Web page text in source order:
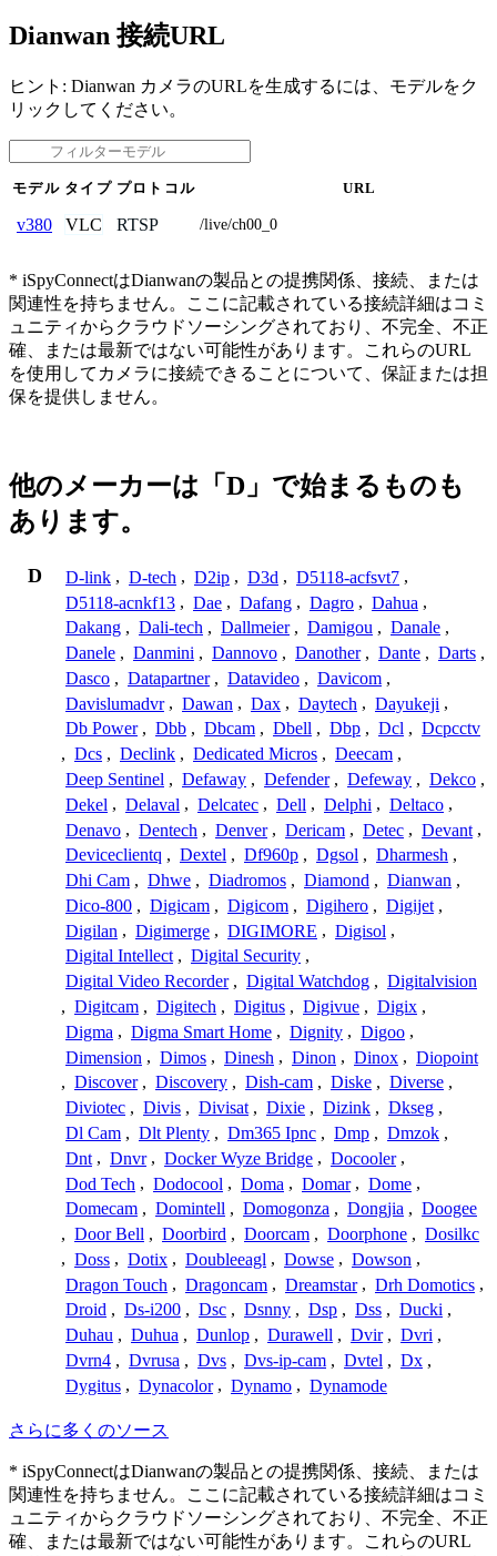
Dianwan 接続URL
ヒント: Dianwan カメラのURLを生成するには、モデルをク
リックしてください。
モデル タイプ プロトコル URL
v380 VLC RTSP /live/ch00_0
* iSpyConnectはDianwanの製品との提携関係、接続、または
関連性を持ちません。ここに記載されている接続詳細はコミ
ュニティからクラウドソーシングされており、不完全、不正
確、または最新ではない可能性があります。これらのURL
を使用してカメラに接続できることについて、保証または担
保を提供しません。
他のメーカーは「D」で始まるものも
あります。
D D-link , D-tech , D2ip , D3d , D5118-acfsvt7 ,
D5118-acnkf13 , Dae , Dafang , Dagro , Dahua ,
Dakang , Dali-tech , Dallmeier , Damigou , Danale ,
Danele , Danmini , Dannovo , Danother , Dante , Darts ,
Dasco , Datapartner , Datavideo , Davicom ,
Davislumadvr , Dawan , Dax , Daytech , Dayukeji ,
Db Power , Dbb , Dbcam , Dbell , Dbp , Dcl , Dcpcctv
, Dcs , Declink , Dedicated Micros , Deecam ,
Deep Sentinel , Defaway , Defender , Defeway , Dekco ,
Dekel , Delaval , Delcatec , Dell , Delphi , Deltaco ,
Denavo , Dentech , Denver , Dericam , Detec , Devant ,
Deviceclientq , Dextel , Df960p , Dgsol , Dharmesh ,
Dhi Cam , Dhwe , Diadromos , Diamond , Dianwan ,
Dico-800 , Digicam , Digicom , Digihero , Digijet ,
Digilan , Digimerge , DIGIMORE , Digisol ,
Digital Intellect , Digital Security ,
Digital Video Recorder , Digital Watchdog , Digitalvision
, Digitcam , Digitech , Digitus , Digivue , Digix ,
Digma , Digma Smart Home , Dignity , Digoo ,
Dimension , Dimos , Dinesh , Dinon , Dinox , Diopoint
, Discover , Discovery , Dish-cam , Diske , Diverse ,
Diviotec , Divis , Divisat , Dixie , Dizink , Dkseg ,
Dl Cam , Dlt Plenty , Dm365 Ipnc , Dmp , Dmzok ,
Dnt , Dnvr , Docker Wyze Bridge , Docooler ,
Dod Tech , Dodocool , Doma , Domar , Dome ,
Domecam , Domintell , Domogonza , Dongjia , Doogee
, Door Bell , Doorbird , Doorcam , Doorphone , Dosilkc
, Doss , Dotix , Doubleeagl , Dowse , Dowson ,
Dragon Touch , Dragoncam , Dreamstar , Drh Domotics ,
Droid , Ds-i200 , Dsc , Dsnny , Dsp , Dss , Ducki ,
Duhau , Duhua , Dunlop , Durawell , Dvir , Dvri ,
Dvrn4 , Dvrusa , Dvs , Dvs-ip-cam , Dvtel , Dx ,
Dygitus , Dynacolor , Dynamo , Dynamode
さらに多くのソース
* iSpyConnectはDianwanの製品との提携関係、接続、または
関連性を持ちません。ここに記載されている接続詳細はコミ
ュニティからクラウドソーシングされており、不完全、不正
確、または最新ではない可能性があります。これらのURL